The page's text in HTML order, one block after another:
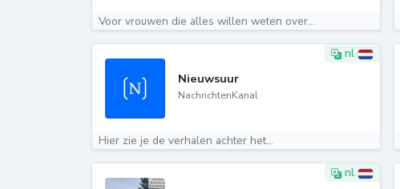
Voor vrouwen die alles willen weten over...
nl
Nieuwsuur
NachrichtenKanal
Hier zie je de verhalen achter het...
nl